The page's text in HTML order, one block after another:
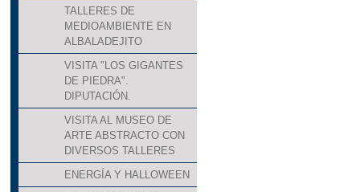
TALLERES DE
MEDIOAMBIENTE EN
ALBALADEJITO
VISITA "LOS GIGANTES
DE PIEDRA".
DIPUTACIÓN.
VISITA AL MUSEO DE
ARTE ABSTRACTO CON
DIVERSOS TALLERES
ENERGÍA Y HALLOWEEN